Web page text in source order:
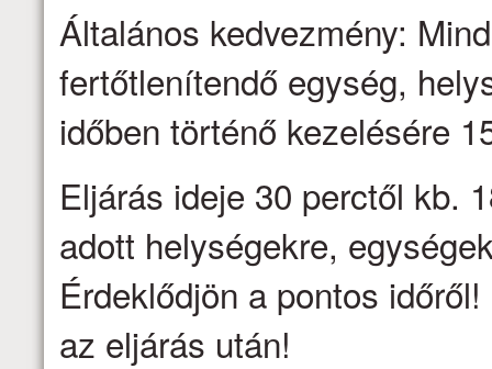
Általános kedvezmény:
fertőtlenítendő egység,
időben történő kezelésére
Eljárás ideje 30 perctől kb.
adott helységekre,
Érdeklődjön a pontos
az eljárás után!